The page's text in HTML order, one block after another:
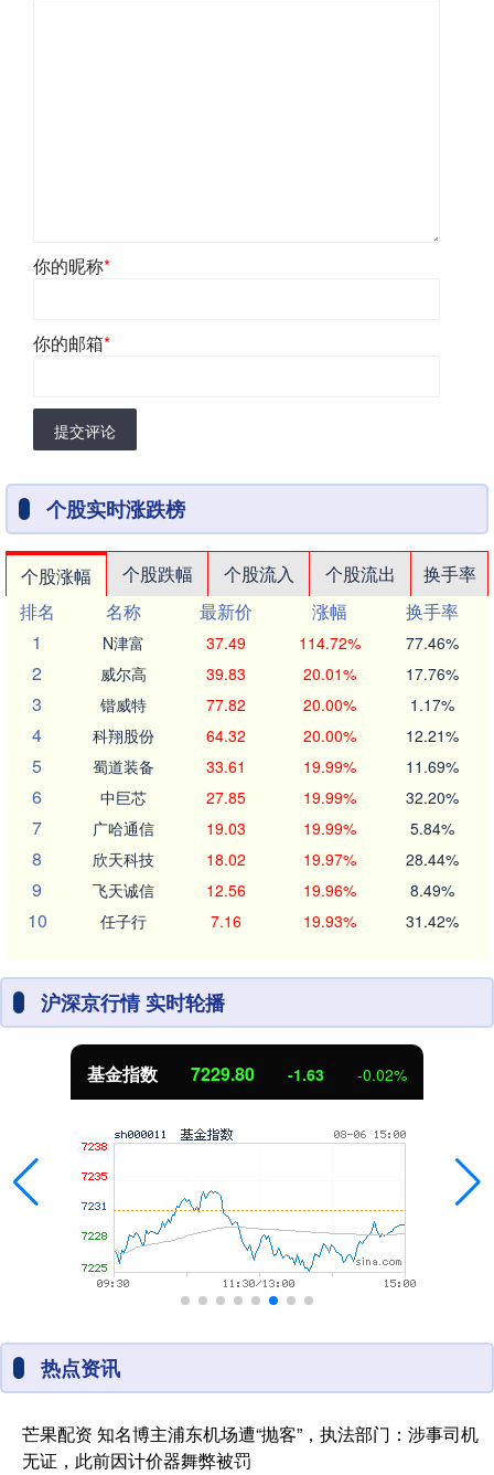
你的昵称*
你的邮箱*
提交评论
个股实时涨跌榜
个股涨幅 个股跌幅 个股流入 个股流出
换手率
排名
名称 最新价 涨幅
换手率
1
N津富 37.49 114.72% 77.46%
2 威尔高 39.83 20.01% 17.76%
3 锴威特 77.82 20.00% 1.17%
4 科翔股份 64.32 20.00% 12.21%
5 蜀道装备 33.61 19.99% 11.69%
6 中巨芯 27.85 19.99% 32.20%
7 广哈通信 19.03 19.99% 5.84%
8 欣天科技 18.02 19.97% 28.44%
9 飞天诚信 12.56 19.96% 8.49%
10 任子行 7.16 19.93% 31.42%
沪深京行情 实时轮播
基金指数 7229.80 -1.63 -0.02%
热点资讯
芒果配资 知名博主浦东机场遭“抛客”，执法部门：涉事司机
无证，此前因计价器舞弊被罚